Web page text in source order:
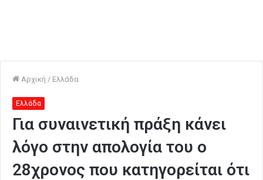
Αρχική / Ελλάδα
Ελλάδα
Για συναινετική πράξη κάνει
λόγο στην απολογία του ο
28χρονος που κατηγορείται ότι